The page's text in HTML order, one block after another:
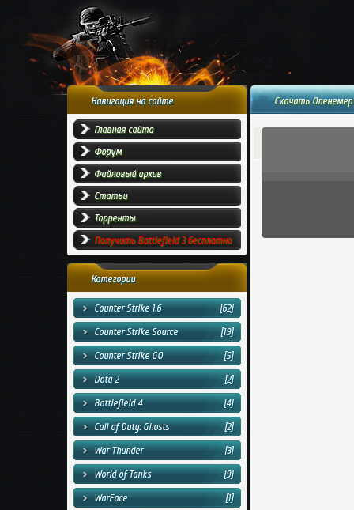
Навигация на сайте
Главная сайта
Форум
Файловый архив
Статьи
Торренты
Получить Battlefield 3 бесплатно
Категории
Counter Strike 1.6
[62]
Counter Strike Source
[19]
Counter Strike GO
[5]
Dota 2
[2]
Battlefield 4
[4]
Call of Duty: Ghosts
[2]
War Thunder
[3]
World of Tanks
[9]
WarFace
[1]
Скачать Оленемер